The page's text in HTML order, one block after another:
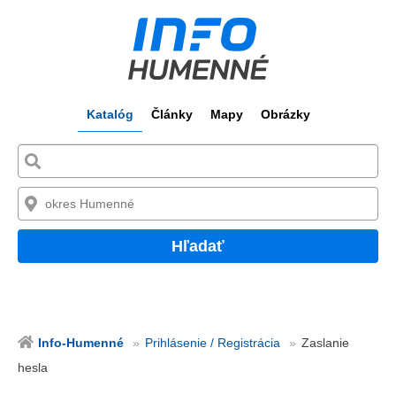
Katalóg Články Mapy Obrázky
Hľadať
Info-Humenné Prihlásenie / Registrácia
Zaslanie
hesla